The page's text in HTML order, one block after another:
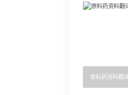
原料药资料翻